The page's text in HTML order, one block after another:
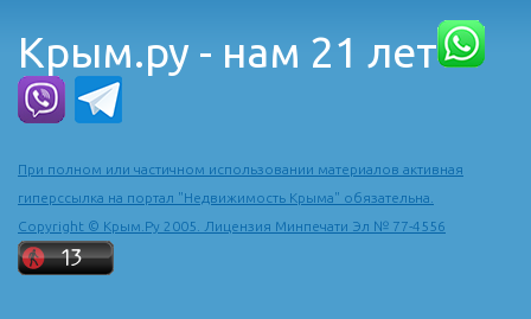
Крым.ру - нам 21 лет
При полном или частичном использовании материалов активная
гиперссылка на портал "Недвижимость Крыма" обязательна.
Copyright © Крым.Ру 2005. Лицензия Минпечати Эл № 77-4556